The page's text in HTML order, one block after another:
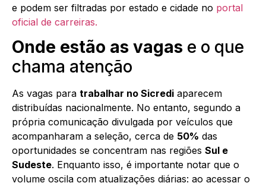
e podem ser filtradas por estado e cidade no portal
oficial de carreiras.
Onde estão as vagas e o que
chama atenção
As vagas para trabalhar no Sicredi aparecem
distribuídas nacionalmente. No entanto, segundo a
própria comunicação divulgada por veículos que
acompanharam a seleção, cerca de 50% das
oportunidades se concentram nas regiões Sul e
Sudeste. Enquanto isso, é importante notar que o
volume oscila com atualizações diárias: ao acessar o